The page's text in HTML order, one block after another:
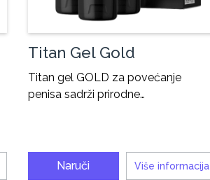
Titan Gel Gold
Titan gel GOLD za povećanje
penisa sadrži prirodne…
Naruči Više informacija